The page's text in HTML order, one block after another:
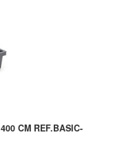
CM REF.BASIC-